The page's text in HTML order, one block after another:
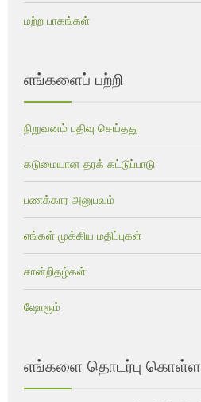
மற்ற பாகங்கள்
எங்களைப் பற்றி
நிறுவனம் பதிவு செய்தது
கடுமையான தரக் கட்டுப்பாடு
பணக்கார அனுபவம்
எங்கள் முக்கிய மதிப்புகள்
சான்றிதழ்கள்
ஷோரூம்
எங்களை தொடர்பு கொள்ள